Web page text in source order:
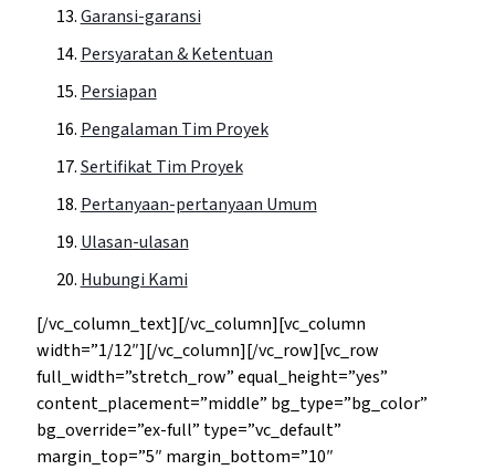
Garansi-garansi
Persyaratan & Ketentuan
Persiapan
Pengalaman Tim Proyek
Sertifikat Tim Proyek
Pertanyaan-pertanyaan Umum
Ulasan-ulasan
Hubungi Kami
[/vc_column_text][/vc_column][vc_column
width=”1/12″][/vc_column][/vc_row][vc_row
full_width=”stretch_row” equal_height=”yes”
content_placement=”middle” bg_type=”bg_color”
bg_override=”ex-full” type=”vc_default”
margin_top=”5″ margin_bottom=”10″